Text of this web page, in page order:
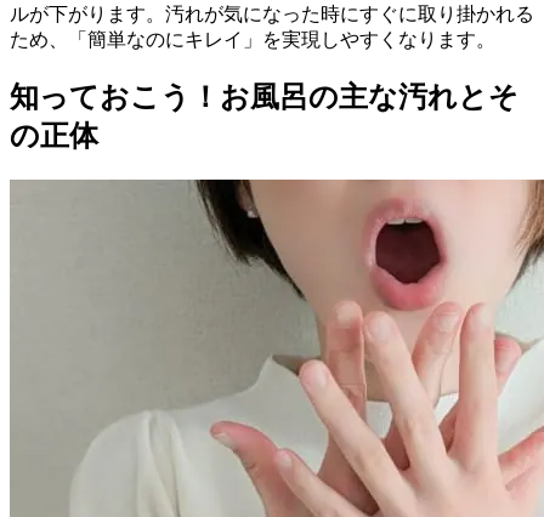
ルが下がります。汚れが気になった時にすぐに取り掛かれる
ため、「簡単なのにキレイ」を実現しやすくなります。
知っておこう！お風呂の主な汚れとそ
の正体